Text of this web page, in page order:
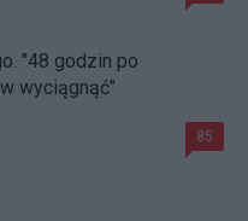
"48 godzin po
wyciągnąć"
85